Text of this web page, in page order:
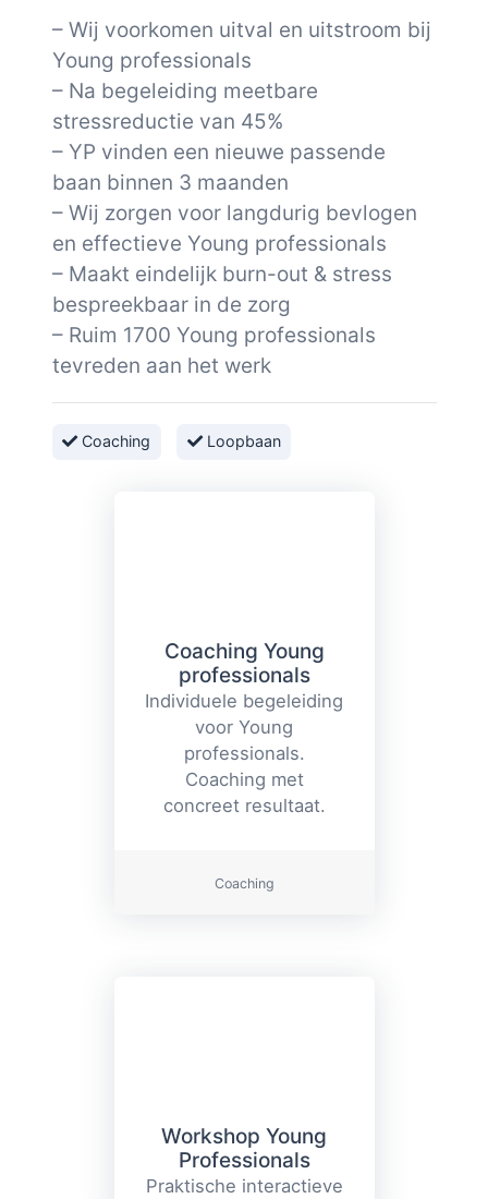
– Wij voorkomen uitval en uitstroom bij
Young professionals
– Na begeleiding meetbare
stressreductie van 45%
– YP vinden een nieuwe passende
baan binnen 3 maanden
– Wij zorgen voor langdurig bevlogen
en effectieve Young professionals
– Maakt eindelijk burn-out & stress
bespreekbaar in de zorg
– Ruim 1700 Young professionals
tevreden aan het werk
Coaching Loopbaan
Coaching Young
professionals
Individuele begeleiding
voor Young
professionals.
Coaching met
concreet resultaat.
Coaching
Workshop Young
Professionals
Praktische interactieve